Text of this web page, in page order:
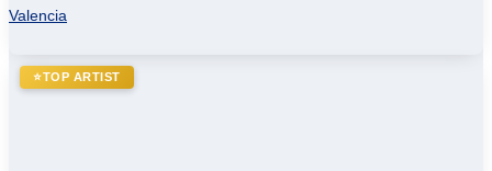
Valencia
⭐TOP ARTIST